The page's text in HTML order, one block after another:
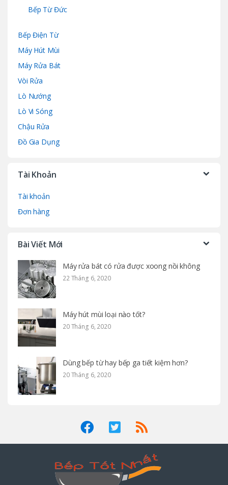
Bếp Từ Đức
Bếp Điện Từ
Máy Hút Mùi
Máy Rửa Bát
Vòi Rửa
Lò Nướng
Lò Vi Sóng
Chậu Rửa
Đồ Gia Dụng
Tài Khoản
Tài khoản
Đơn hàng
Bài Viết Mới
Máy rửa bát có rửa được xoong nồi không
22 Tháng 6, 2020
Máy hút mùi loại nào tốt?
20 Tháng 6, 2020
Dùng bếp từ hay bếp ga tiết kiệm hơn?
20 Tháng 6, 2020